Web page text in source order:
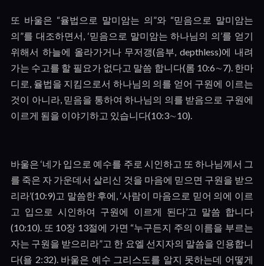
또 바울은 “율법으로 말미암는 의”와 “믿음으로 말미암는
의”를 대조하면서, ‘믿음으로 말미암는 하나님의 의’를 얻기
위해서 하늘에 올라가거나 무저갱(음부, depthless)에 내려
가는 수고를 할 필요가 없다고 말씀 합니다(롬 10:6∼7). 한마
디로, 율법을 지킴으로서 하나님의 의를 얻어 구원에 이르는
것이 아니라, 믿음을 통하여 하나님의 의를 받음으로 구원에
이르게 됨을 이야기하고 있습니다(10:3∼10).
바울은‘네가 입으로 예수를 주로 시인하고 또 하나님께서 그
를 죽은 자 가운데서 살리신 것을 마음에 믿으면 구원을 받으
리라’(10:9)고 말씀한 후에, ‘사람이 마음으로 믿어 의에 이르
고 입으로 시인하여 구원에 이르게 된다’고 말씀 합니다
(10:10). 또 10장 13절에 가면 “누구든지 주의 이름을 부르는
자는 구원을 받으리라”고 한 요엘 선지자의 말씀을 인용합니
다(욜 2:32). 바울은 예수 그리스도를 알지 못하는데 어떻게